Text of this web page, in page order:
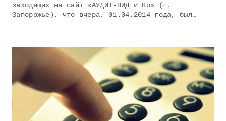
заходящих на сайт «АУДИТ-ВИД и Ко» (г.
Запорожье), что вчера, 01.04.2014 года, был…